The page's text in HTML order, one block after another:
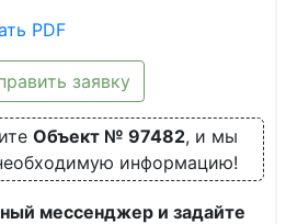
PDF
заявку
Объект № 97482, и мы
информацию!
мессенджер и задайте